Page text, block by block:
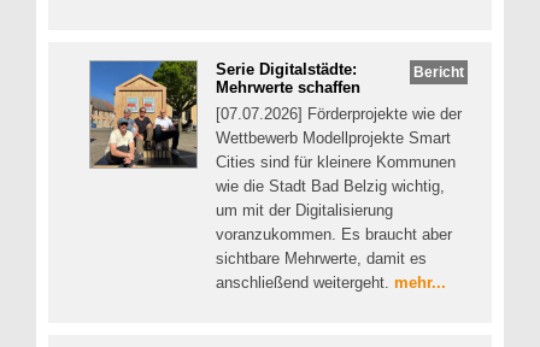
Bericht
Serie Digitalstädte:
Mehrwerte schaffen
[07.07.2026] Förderprojekte wie der
Wettbewerb Modellprojekte Smart
Cities sind für kleinere Kommunen
wie die Stadt Bad Belzig wichtig,
um mit der Digitalisierung
voranzukommen. Es braucht aber
sichtbare Mehrwerte, damit es
anschließend weitergeht. mehr...